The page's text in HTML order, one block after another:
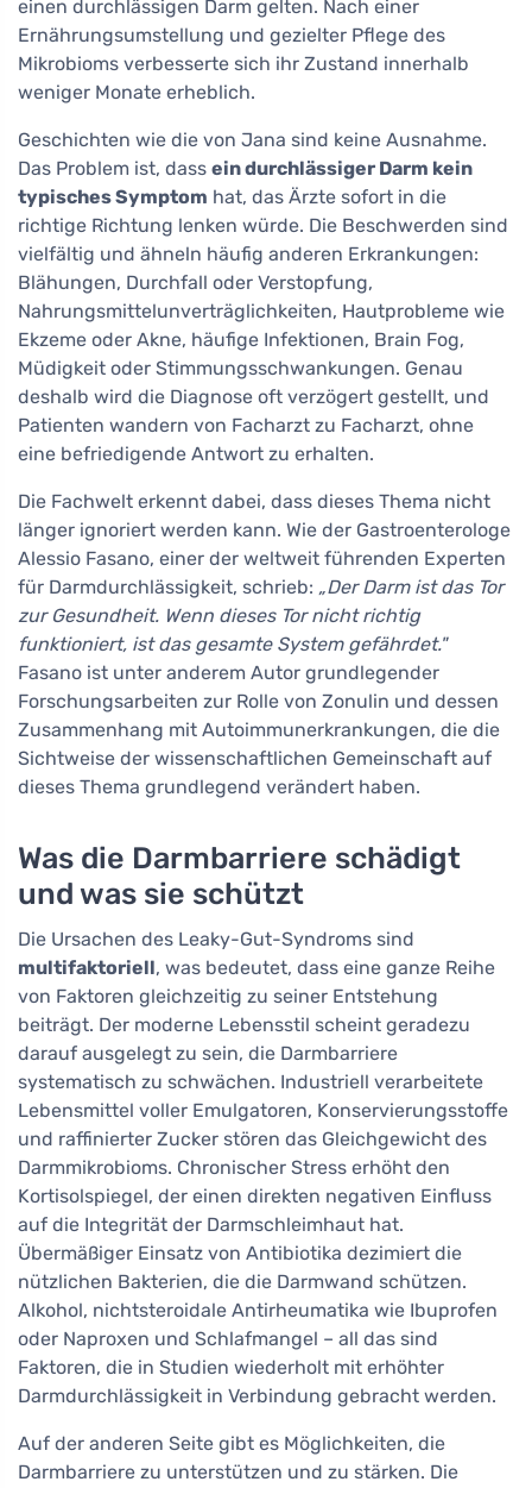
einen durchlässigen Darm gelten. Nach einer
Ernährungsumstellung und gezielter Pflege des
Mikrobioms verbesserte sich ihr Zustand innerhalb
weniger Monate erheblich.
Geschichten wie die von Jana sind keine Ausnahme.
Das Problem ist, dass ein durchlässiger Darm kein
typisches Symptom hat, das Ärzte sofort in die
richtige Richtung lenken würde. Die Beschwerden sind
vielfältig und ähneln häufig anderen Erkrankungen:
Blähungen, Durchfall oder Verstopfung,
Nahrungsmittelunverträglichkeiten, Hautprobleme wie
Ekzeme oder Akne, häufige Infektionen, Brain Fog,
Müdigkeit oder Stimmungsschwankungen. Genau
deshalb wird die Diagnose oft verzögert gestellt, und
Patienten wandern von Facharzt zu Facharzt, ohne
eine befriedigende Antwort zu erhalten.
Die Fachwelt erkennt dabei, dass dieses Thema nicht
länger ignoriert werden kann. Wie der Gastroenterologe
Alessio Fasano, einer der weltweit führenden Experten
für Darmdurchlässigkeit, schrieb: „Der Darm ist das Tor
zur Gesundheit. Wenn dieses Tor nicht richtig
funktioniert, ist das gesamte System gefährdet."
Fasano ist unter anderem Autor grundlegender
Forschungsarbeiten zur Rolle von Zonulin und dessen
Zusammenhang mit Autoimmunerkrankungen, die die
Sichtweise der wissenschaftlichen Gemeinschaft auf
dieses Thema grundlegend verändert haben.
Was die Darmbarriere schädigt
und was sie schützt
Die Ursachen des Leaky-Gut-Syndroms sind
multifaktoriell, was bedeutet, dass eine ganze Reihe
von Faktoren gleichzeitig zu seiner Entstehung
beiträgt. Der moderne Lebensstil scheint geradezu
darauf ausgelegt zu sein, die Darmbarriere
systematisch zu schwächen. Industriell verarbeitete
Lebensmittel voller Emulgatoren, Konservierungsstoffe
und raffinierter Zucker stören das Gleichgewicht des
Darmmikrobioms. Chronischer Stress erhöht den
Kortisolspiegel, der einen direkten negativen Einfluss
auf die Integrität der Darmschleimhaut hat.
Übermäßiger Einsatz von Antibiotika dezimiert die
nützlichen Bakterien, die die Darmwand schützen.
Alkohol, nichtsteroidale Antirheumatika wie Ibuprofen
oder Naproxen und Schlafmangel – all das sind
Faktoren, die in Studien wiederholt mit erhöhter
Darmdurchlässigkeit in Verbindung gebracht werden.
Auf der anderen Seite gibt es Möglichkeiten, die
Darmbarriere zu unterstützen und zu stärken. Die